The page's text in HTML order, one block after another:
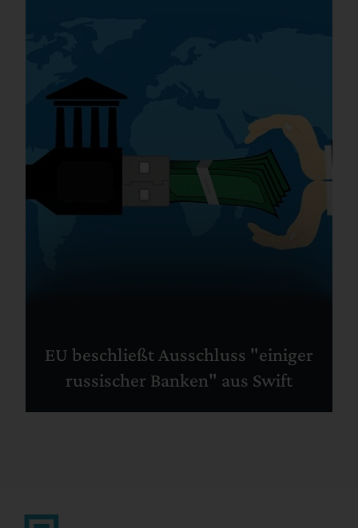
EU beschließt Ausschluss "einiger
russischer Banken" aus Swift